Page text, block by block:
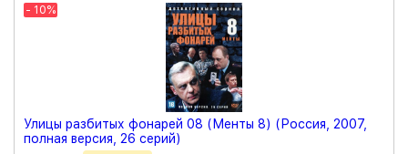
- 10%
Улицы разбитых фонарей 08 (Менты 8) (Россия, 2007,
полная версия, 26 серий)